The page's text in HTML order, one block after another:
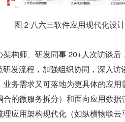
图 2 八六三软件应用现代化设
构师、研发同事 20+人次访谈
发流程，加强组织协同，深入
务需求又可落地为更具体的应
的微服务拆分）和面向应用数
应用架构现代化（如纵横物联